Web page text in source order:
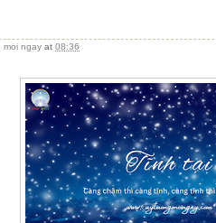
moi ngay at 08:36